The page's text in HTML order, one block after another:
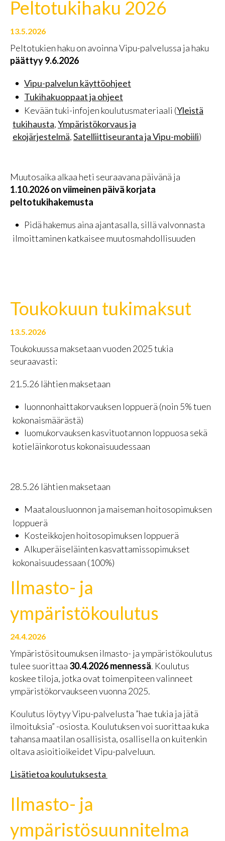
Peltotukihaku 2026
13.5.2026
Peltotukien haku on avoinna Vipu-palvelussa ja haku
päättyy 9.6.2026
Vipu-palvelun käyttöohjeet
Tukihakuoppaat ja ohjeet
Kevään tuki-infojen koulutusmateriaali (Yleistä
tukihausta,Ympäristökorvaus ja
ekojärjestelmä,Satelliittiseuranta ja Vipu-mobiili)
Muutosaika alkaa heti seuraavana päivänä ja
1.10.2026 on viimeinen päivä korjata
peltotukihakemusta
Pidä hakemus aina ajantasalla, sillä valvonnasta
ilmoittaminen katkaisee muutosmahdollisuuden
Toukokuun tukimaksut
13.5.2026
Toukokuussa maksetaan vuoden 2025 tukia
seuraavasti:
21.5.26 lähtien maksetaan
luonnonhaittakorvauksen loppuerä (noin 5% tuen
kokonaismäärästä)
luomukorvauksen kasvituotannon loppuosa sekä
kotieläinkorotus kokonaisuudessaan
28.5.26 lähtien maksetaan
Maatalousluonnon ja maiseman hoitosopimuksen
loppuerä
Kosteikkojen hoitosopimuksen loppuerä
Alkuperäiseläinten kasvattamissopimukset
kokonaisuudessaan (100%)
Ilmasto- ja
ympäristökoulutus
24.4.2026
Ympäristösitoumuksen ilmasto- ja ympäristökoulutus
tulee suorittaa 30.4.2026 mennessä. Koulutus
koskee tiloja, jotka ovat toimenpiteen valinneet
ympäristökorvaukseen vuonna 2025.
Koulutus löytyy Vipu-palvelusta ”hae tukia ja jätä
ilmoituksia” -osiosta. Koulutuksen voi suorittaa kuka
tahansa maatilan osallisista, osallisella on kuitenkin
oltava asioitioikeidet Vipu-palveluun.
Lisätietoa koulutuksesta
Ilmasto- ja
ympäristösuunnitelma